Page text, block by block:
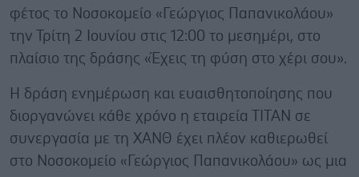
φέτος το Νοσοκομείο «Γεώργιος Παπανικολάου»
την Τρίτη 2 Ιουνίου στις 12:00 το μεσημέρι, στο
πλαίσιο της δράσης «Έχεις τη φύση στο χέρι σου».
Η δράση ενημέρωση και ευαισθητοποίησης που
διοργανώνει κάθε χρόνο η εταιρεία ΤΙΤΑΝ σε
συνεργασία με τη ΧΑΝΘ έχει πλέον καθιερωθεί
στο Νοσοκομείο «Γεώργιος Παπανικολάου» ως μια